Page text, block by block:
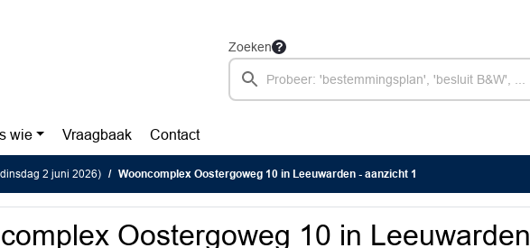
Zoeken
wie Vraagbaak Contact
2 juni 2026) Wooncomplex Oostergoweg 10 in Leeuwarden - aanzicht 1
Oostergoweg 10 in Leeuwarden